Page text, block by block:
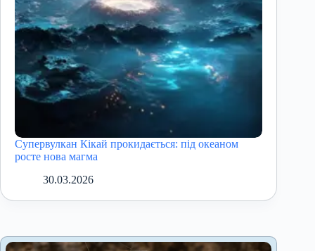
Супервулкан Кікай прокидається: під океаном
росте нова магма
30.03.2026